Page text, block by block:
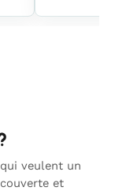
veulent un
et